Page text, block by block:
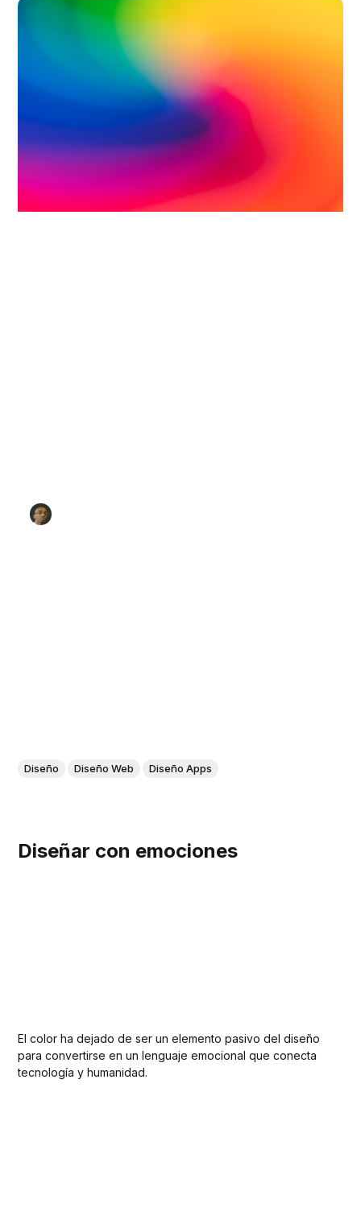
Diseño Diseño Web Diseño Apps
Diseñar con emociones
El color ha dejado de ser un elemento pasivo del diseño
para convertirse en un lenguaje emocional que conecta
tecnología y humanidad.